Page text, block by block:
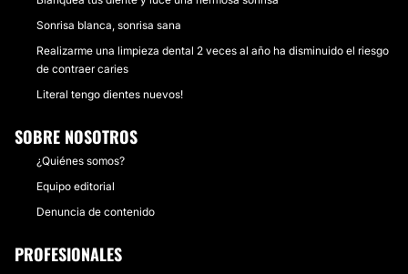
Sonrisa blanca, sonrisa sana
Realizarme una limpieza dental 2 veces al año ha disminuido el riesgo
de contraer caries
Literal tengo dientes nuevos!
SOBRE NOSOTROS
¿Quiénes somos?
Equipo editorial
Denuncia de contenido
PROFESIONALES